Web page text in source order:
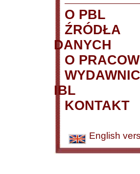
O PBL
ŹRÓDŁA
DANYCH
O
IBL
KONTAKT
English